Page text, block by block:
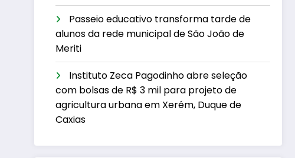
Passeio educativo transforma tarde de
alunos da rede municipal de São João de
Meriti
Instituto Zeca Pagodinho abre seleção
com bolsas de R$ 3 mil para projeto de
agricultura urbana em Xerém, Duque de
Caxias